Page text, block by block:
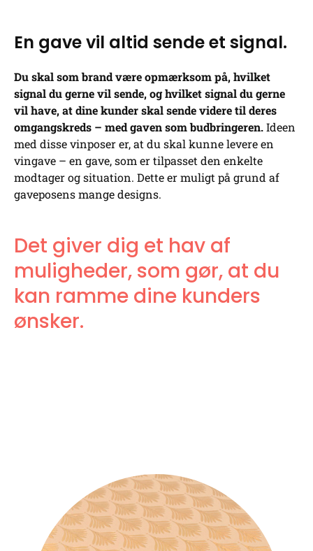
En gave vil altid sende et signal.
Du skal som brand være opmærksom på, hvilket
signal du gerne vil sende, og hvilket signal du gerne
vil have, at dine kunder skal sende videre til deres
omgangskreds – med gaven som budbringeren.Ideen
med disse vinposer er, at du skal kunne levere en
vingave – en gave, som er tilpasset den enkelte
modtager og situation. Dette er muligt på grund af
gaveposens mange designs.
Det giver dig et hav af
muligheder, som gør, at du
kan ramme dine kunders
ønsker.